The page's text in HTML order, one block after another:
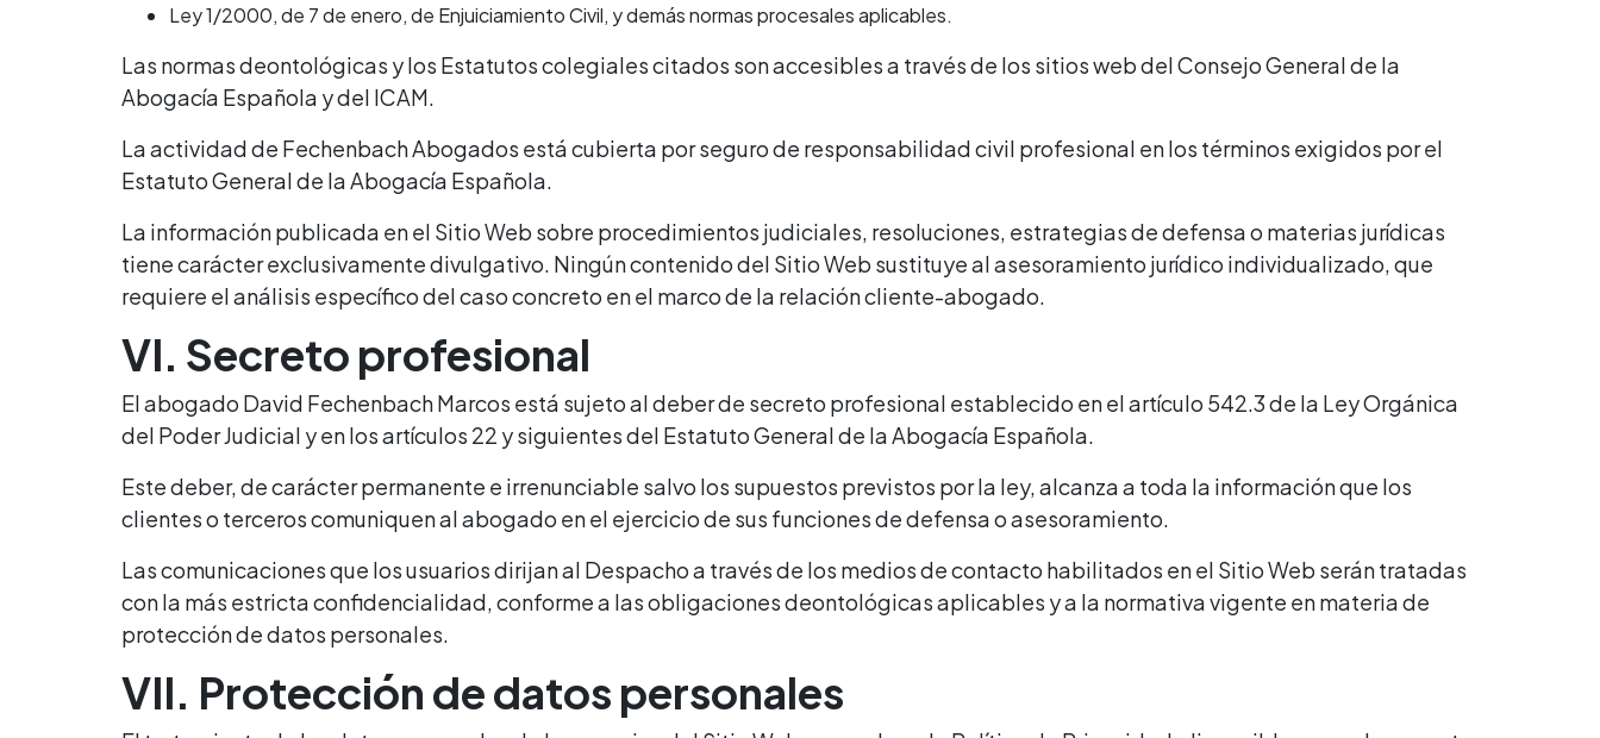
Ley 1/2000, de 7 de enero, de Enjuiciamiento Civil, y demás normas procesales aplicables.
Las normas deontológicas y los Estatutos colegiales citados son accesibles a través de los sitios web del Consejo General de la
Abogacía Española y del ICAM.
La actividad de Fechenbach Abogados está cubierta por seguro de responsabilidad civil profesional en los términos exigidos por el
Estatuto General de la Abogacía Española.
La información publicada en el Sitio Web sobre procedimientos judiciales, resoluciones, estrategias de defensa o materias jurídicas
tiene carácter exclusivamente divulgativo. Ningún contenido del Sitio Web sustituye al asesoramiento jurídico individualizado, que
requiere el análisis específico del caso concreto en el marco de la relación cliente-abogado.
VI. Secreto profesional
El abogado David Fechenbach Marcos está sujeto al deber de secreto profesional establecido en el artículo 542.3 de la Ley Orgánica
del Poder Judicial y en los artículos 22 y siguientes del Estatuto General de la Abogacía Española.
Este deber, de carácter permanente e irrenunciable salvo los supuestos previstos por la ley, alcanza a toda la información que los
clientes o terceros comuniquen al abogado en el ejercicio de sus funciones de defensa o asesoramiento.
Las comunicaciones que los usuarios dirijan al Despacho a través de los medios de contacto habilitados en el Sitio Web serán tratadas
con la más estricta confidencialidad, conforme a las obligaciones deontológicas aplicables y a la normativa vigente en materia de
protección de datos personales.
VII. Protección de datos personales